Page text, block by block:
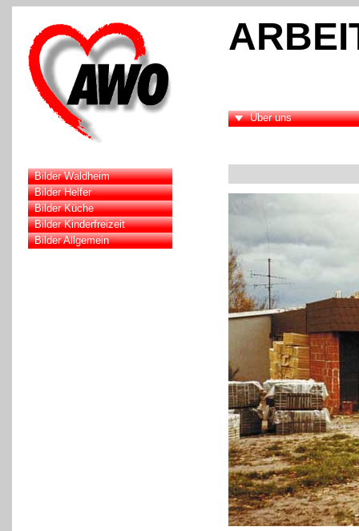
Über uns
Bilder Waldheim
Bilder Helfer
Bilder Küche
Bilder Kinderfreizeit
Bilder Allgemein